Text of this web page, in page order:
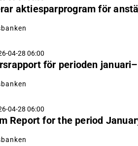
aktiesparprogram för
04-28 06:00
för perioden
04-28 06:00
Report for the period